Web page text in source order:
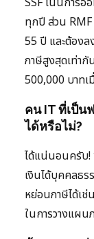
ทุกปี ส่วน
55 ปี และต้อง
ภาษีสูงสุดเท่ากั
500,000 บาท
คน IT ที่เป็น
ได้หรือไม่?
ได้แน่นอนครับ!
เงินได้บุคคลธร
หย่อนภาษีได้เ
ในการวางแผ